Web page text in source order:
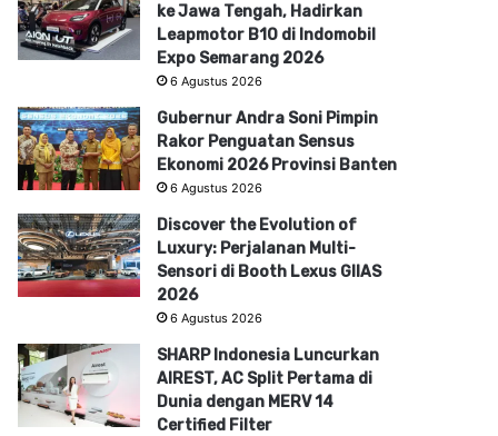
ke Jawa Tengah, Hadirkan
Leapmotor B10 di Indomobil
Expo Semarang 2026
6 Agustus 2026
Gubernur Andra Soni Pimpin
Rakor Penguatan Sensus
Ekonomi 2026 Provinsi Banten
6 Agustus 2026
Discover the Evolution of
Luxury: Perjalanan Multi-
Sensori di Booth Lexus GIIAS
2026
6 Agustus 2026
SHARP Indonesia Luncurkan
AIREST, AC Split Pertama di
Dunia dengan MERV 14
Certified Filter